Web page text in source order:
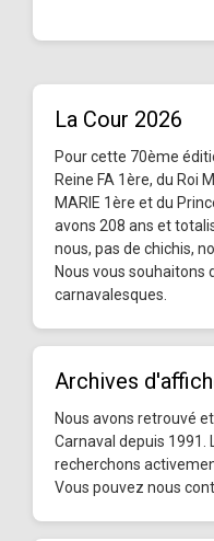
La Cour 2026
Pour cette 70ème
Reine FA 1ère, du Roi
MARIE 1ère et du
avons 208 ans et
nous, pas de chichis,
Nous vous souhaitons
carnavalesques.
Archives
Nous avons retrouvé
Carnaval depuis 1991.
recherchons
Vous pouvez nous